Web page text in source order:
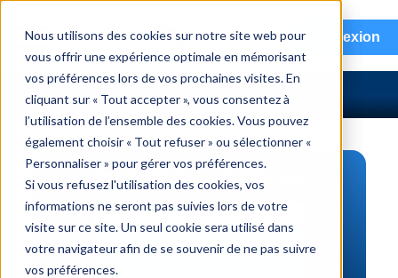
Nous utilisons des cookies sur notre site web pour
vous offrir une expérience optimale en mémorisant
vos préférences lors de vos prochaines visites. En
cliquant sur « Tout accepter », vous consentez à
l’utilisation de l’ensemble des cookies. Vous pouvez
également choisir « Tout refuser » ou sélectionner «
Personnaliser » pour gérer vos préférences.
Si vous refusez l'utilisation des cookies, vos
informations ne seront pas suivies lors de votre
visite sur ce site. Un seul cookie sera utilisé dans
votre navigateur afin de se souvenir de ne pas suivre
vos préférences.
menu Connexion
RECHERCHE DE PIÈCES
Véhicule | NIV
Numéro de pièce | interchange